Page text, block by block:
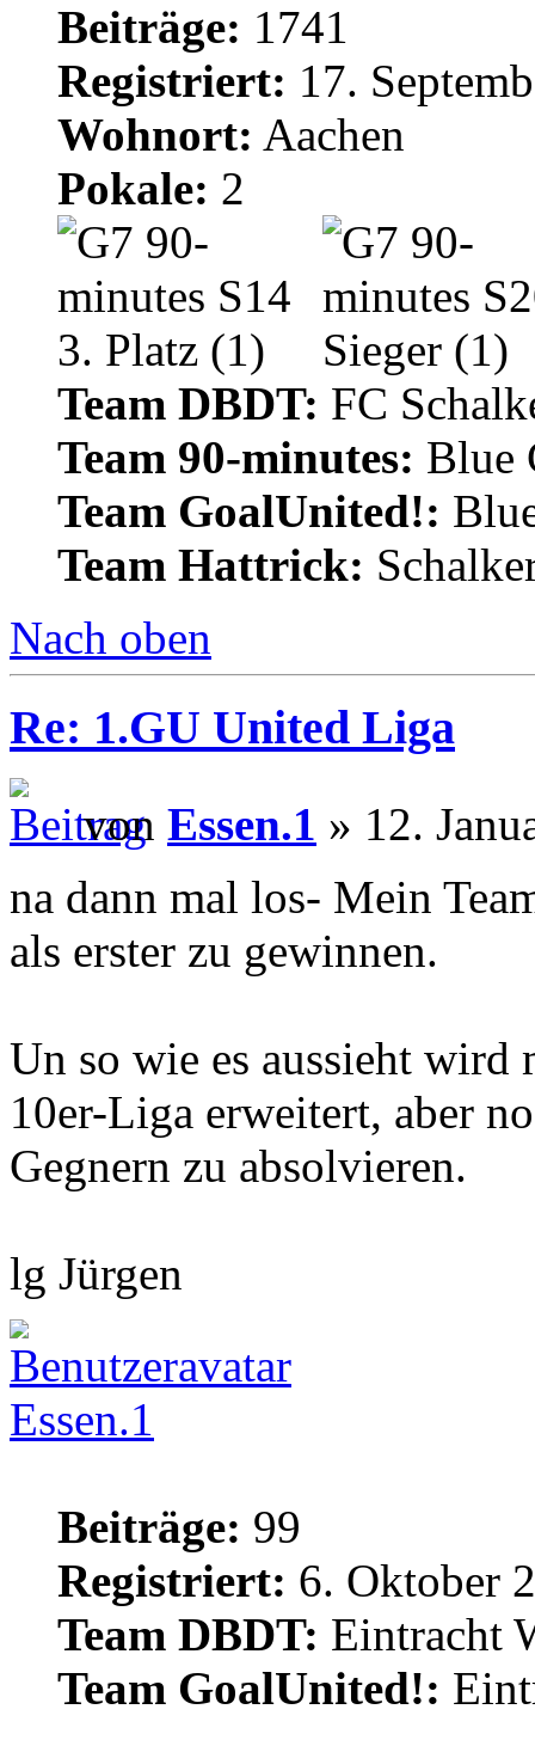
Beiträge: 1741
Registriert: 17.
Wohnort: Aachen
Pokale: 2
Team DBDT: FC
Team 90-minutes: Blue
Team GoalUnited!:
Team Hattrick:
Nach oben
Re: 1.GU United Liga
von Essen.1 » 12.
na dann mal los- Mein
als erster zu gewinnen.
Un so wie es aussieht wird
10er-Liga erweitert, aber
Gegnern zu absolvieren.
lg Jürgen
Essen.1
Beiträge: 99
Registriert: 6. Oktober
Team DBDT: Eintracht
Team GoalUnited!: